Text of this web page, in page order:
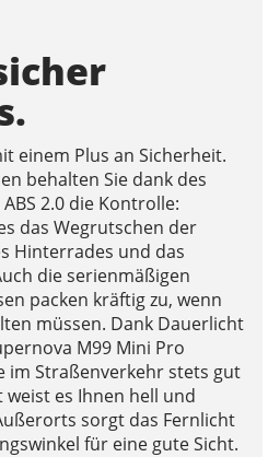
einem Plus an Sicherheit.
behalten Sie dank des
2.0 die Kontrolle:
das Wegrutschen der
Hinterrades und das
die serienmäßigen
packen kräftig zu, wenn
müssen. Dank Dauerlicht
M99 Mini Pro
im Straßenverkehr stets gut
es Ihnen hell und
sorgt das Fernlicht
für eine gute Sicht.